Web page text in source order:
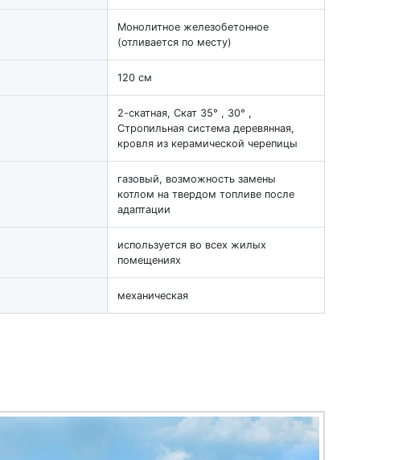
Монолитное железобетонное
(отливается по месту)
120 см
2-скатная, Скат 35° , 30° ,
Стропильная система деревянная,
кровля из керамической черепицы
газовый, возможность замены
котлом на твердом топливе после
адаптации
используется во всех жилых
помещениях
механическая